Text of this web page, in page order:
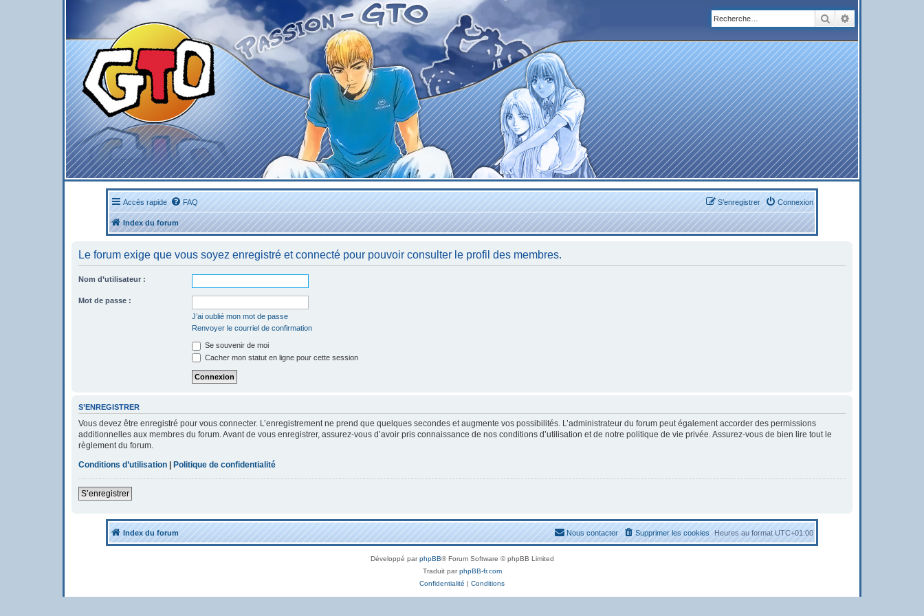
Rechercher
Accès rapide FAQ Connexion
S’enregistrer
Index du forum
Le forum exige que vous soyez enregistré et connecté pour pouvoir consulter le profil des membres.
Nom d’utilisateur :
Mot de passe :
J’ai oublié mon mot de passe
Renvoyer le courriel de confirmation
Se souvenir de moi
Cacher mon statut en ligne pour cette session
S’ENREGISTRER
Vous devez être enregistré pour vous connecter. L’enregistrement ne prend que quelques secondes et augmente vos possibilités. L’administrateur du forum peut également accorder des permissions
additionnelles aux membres du forum. Avant de vous enregistrer, assurez-vous d’avoir pris connaissance de nos conditions d’utilisation et de notre politique de vie privée. Assurez-vous de bien lire tout le
règlement du forum.
Conditions d’utilisation | Politique de confidentialité
S’enregistrer
Index du forum Heures au formatUTC+01:00
Supprimer les cookies
Nous contacter
Développé parphpBB® Forum Software © phpBB Limited
Traduit parphpBB-fr.com
Confidentialité | Conditions